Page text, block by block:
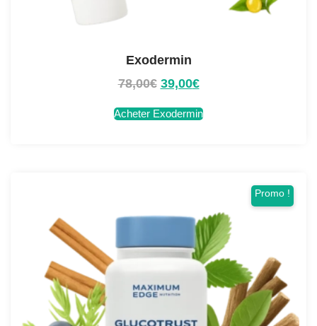
Exodermin
78,00€ 39,00€
Acheter Exodermin
Promo !